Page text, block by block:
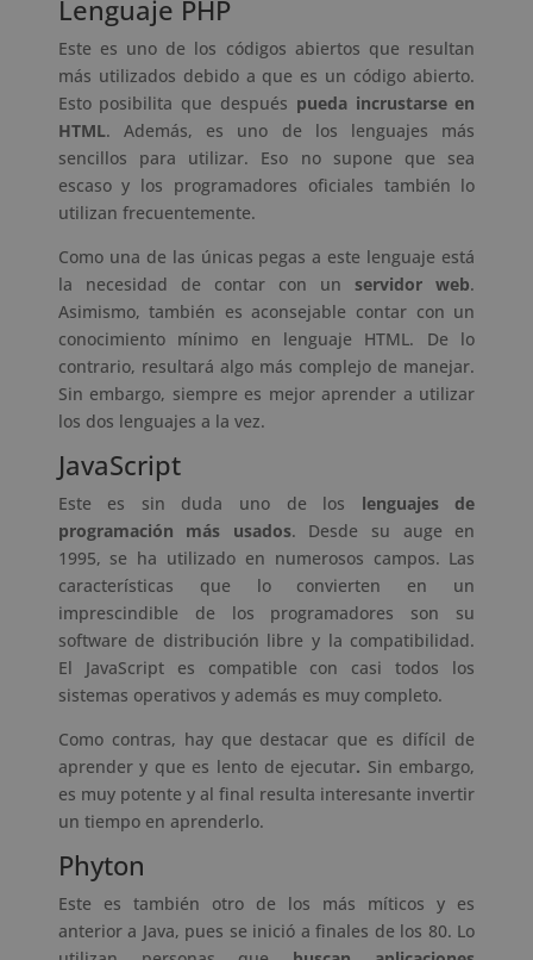
Lenguaje PHP
Este es uno de los códigos abiertos que resultan
más utilizados debido a que es un código abierto.
Esto posibilita que después pueda incrustarse en
HTML. Además, es uno de los lenguajes más
sencillos para utilizar. Eso no supone que sea
escaso y los programadores oficiales también lo
utilizan frecuentemente.
Como una de las únicas pegas a este lenguaje está
la necesidad de contar con unservidor web.
Asimismo, también es aconsejable contar con un
conocimiento mínimo en lenguaje HTML. De lo
contrario, resultará algo más complejo de manejar.
Sin embargo, siempre es mejor aprender a utilizar
los dos lenguajes a la vez.
JavaScript
Este es sin duda uno de los lenguajes de
programación más usados. Desde su auge en
1995, se ha utilizado en numerosos campos. Las
características que lo convierten en un
imprescindible de los programadores son su
software de distribución libre y la compatibilidad.
El JavaScript es compatible con casi todos los
sistemas operativos y además es muy completo.
Como contras, hay que destacar que es difícil de
aprender y que es lento de ejecutar. Sin embargo,
es muy potente y al final resulta interesante invertir
un tiempo en aprenderlo.
Phyton
Este es también otro de los más míticos y es
anterior a Java, pues se inició a finales de los 80. Lo